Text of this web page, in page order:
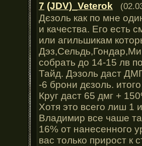
7 (JDV)_Veterok
Дєзоль как по мне
и качества. Его есть
или агильшикам
собрать до 14-15 лв
Тайд. Дэзоль даст
-6 брони дєзоль.
Круг даст 65 дмг +
Хотя это всего лиш 1
Владимир все чаше
16% от нанесенного
вас только прирост к